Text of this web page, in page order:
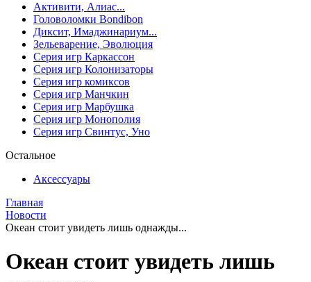
Активити, Алиас...
Головоломки Bondibon
Диксит, Имаджинариум...
Зельеварение, Эволюция
Серия игр Каркассон
Серия игр Колонизаторы
Серия игр комиксов
Серия игр Манчкин
Серия игр Марбушка
Серия игр Монополия
Серия игр Свинтус, Уно
Остальное
Аксессуары
Главная
Новости
Океан стоит увидеть лишь однажды...
Океан стоит увидеть лишь